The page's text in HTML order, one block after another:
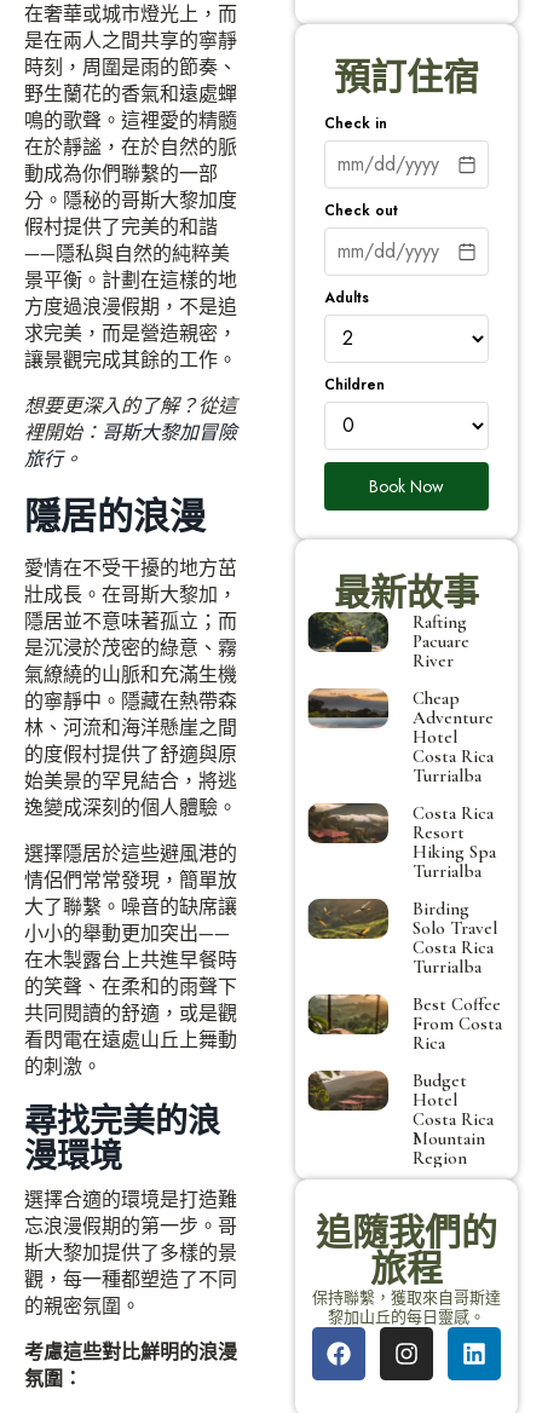
在奢華或城市燈光上，而
是在兩人之間共享的寧靜
時刻，周圍是雨的節奏、
野生蘭花的香氣和遠處蟬
鳴的歌聲。這裡愛的精髓
在於靜謐，在於自然的脈
動成為你們聯繫的一部
分。隱秘的哥斯大黎加度
假村提供了完美的和諧
——隱私與自然的純粹美
景平衡。計劃在這樣的地
方度過浪漫假期，不是追
求完美，而是營造親密，
讓景觀完成其餘的工作。
想要更深入的了解？從這
裡開始： 哥斯大黎加冒險
旅行。
隱居的浪漫
愛情在不受干擾的地方茁
壯成長。在哥斯大黎加，
隱居並不意味著孤立；而
是沉浸於茂密的綠意、霧
氣繚繞的山脈和充滿生機
的寧靜中。隱藏在熱帶森
林、河流和海洋懸崖之間
的度假村提供了舒適與原
始美景的罕見結合，將逃
逸變成深刻的個人體驗。
選擇隱居於這些避風港的
情侶們常常發現，簡單放
大了聯繫。噪音的缺席讓
小小的舉動更加突出——
在木製露台上共進早餐時
的笑聲、在柔和的雨聲下
共同閱讀的舒適，或是觀
看閃電在遠處山丘上舞動
的刺激。
尋找完美的浪
漫環境
選擇合適的環境是打造難
忘浪漫假期的第一步。哥
斯大黎加提供了多樣的景
觀，每一種都塑造了不同
的親密氛圍。
考慮這些對比鮮明的浪漫
氛圍：
預訂住宿
Check in
Check out
Adults
Children
Book Now
最新故事
Rafting
Pacuare
River
Cheap
Adventure
Hotel
Costa Rica
Turrialba
Costa Rica
Resort
Hiking Spa
Turrialba
Birding
Solo Travel
Costa Rica
Turrialba
Best Coffee
From Costa
Rica
Budget
Hotel
Costa Rica
Mountain
Region
追隨我們的
旅程
保持聯繫，獲取來自哥斯達
黎加山丘的每日靈感。